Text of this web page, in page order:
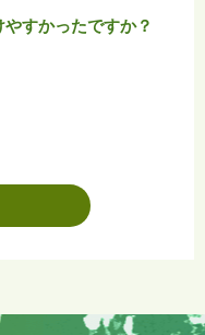
すかったですか？